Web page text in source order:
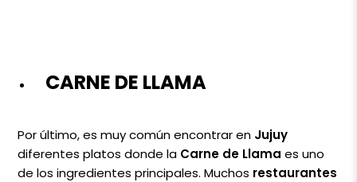
CARNE DE LLAMA
Por último, es muy común encontrar en Jujuy
diferentes platos donde la Carne de Llama es uno
de los ingredientes principales. Muchos restaurantes